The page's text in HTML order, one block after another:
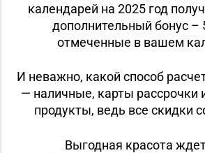
календарей на 2025 год
дополнительный бонус –
отмеченные в вашем
И неважно, какой способ
— наличные, карты рассрочки
продукты, ведь все скидки
Выгодная красота